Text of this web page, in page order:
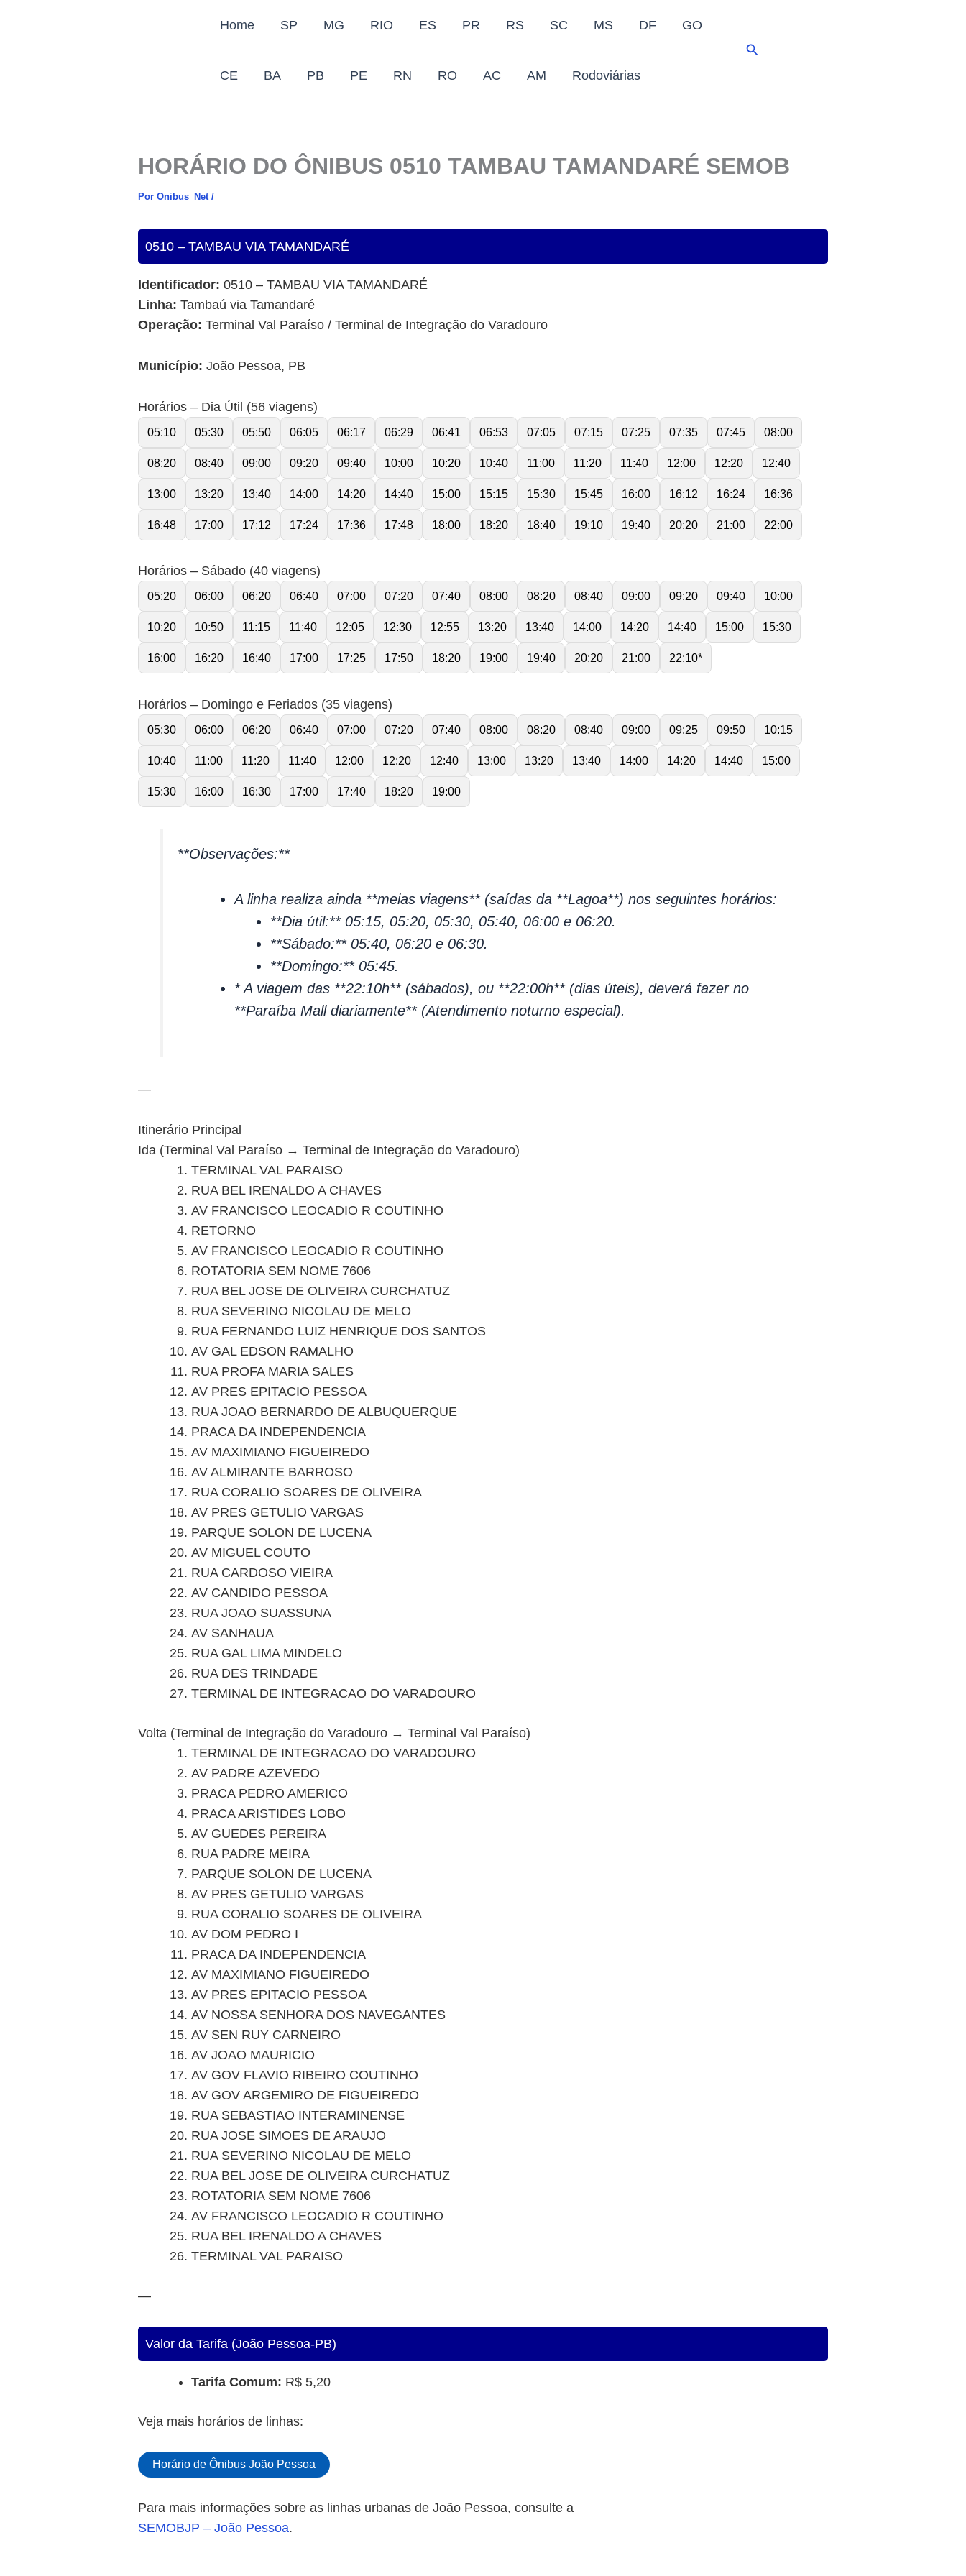
Home SP MG RIO ES PR RS SC MS DF GO
CE BA PB PE RN RO AC AM Rodoviárias
Pesquisar
HORÁRIO DO ÔNIBUS 0510 TAMBAU TAMANDARÉ SEMOB
Por Onibus_Net /
0510 – TAMBAU VIA TAMANDARÉ
Identificador: 0510 – TAMBAU VIA TAMANDARÉ
Linha: Tambaú via Tamandaré
Operação: Terminal Val Paraíso / Terminal de Integração do Varadouro
Município: João Pessoa, PB
Horários – Dia Útil (56 viagens)
05:10 05:30 05:50 06:05 06:17 06:29 06:41 06:53 07:05 07:15 07:25 07:35 07:45 08:00
08:20 08:40 09:00 09:20 09:40 10:00 10:20 10:40 11:00 11:20 11:40 12:00 12:20 12:40
13:00 13:20 13:40 14:00 14:20 14:40 15:00 15:15 15:30 15:45 16:00 16:12 16:24 16:36
16:48 17:00 17:12 17:24 17:36 17:48 18:00 18:20 18:40 19:10 19:40 20:20 21:00 22:00
Horários – Sábado (40 viagens)
05:20 06:00 06:20 06:40 07:00 07:20 07:40 08:00 08:20 08:40 09:00 09:20 09:40 10:00
10:20 10:50 11:15 11:40 12:05 12:30 12:55 13:20 13:40 14:00 14:20 14:40 15:00 15:30
16:00 16:20 16:40 17:00 17:25 17:50 18:20 19:00 19:40 20:20 21:00 22:10*
Horários – Domingo e Feriados (35 viagens)
05:30 06:00 06:20 06:40 07:00 07:20 07:40 08:00 08:20 08:40 09:00 09:25 09:50 10:15
10:40 11:00 11:20 11:40 12:00 12:20 12:40 13:00 13:20 13:40 14:00 14:20 14:40 15:00
15:30 16:00 16:30 17:00 17:40 18:20 19:00
**Observações:**
A linha realiza ainda **meias viagens** (saídas da **Lagoa**) nos seguintes horários:
**Dia útil:** 05:15, 05:20, 05:30, 05:40, 06:00 e 06:20.
**Sábado:** 05:40, 06:20 e 06:30.
**Domingo:** 05:45.
*A viagem das **22:10h** (sábados), ou **22:00h** (dias úteis), deverá fazer no
**Paraíba Mall diariamente** (Atendimento noturno especial).
—
Itinerário Principal
Ida (Terminal Val Paraíso → Terminal de Integração do Varadouro)
TERMINAL VAL PARAISO
RUA BEL IRENALDO A CHAVES
AV FRANCISCO LEOCADIO R COUTINHO
RETORNO
AV FRANCISCO LEOCADIO R COUTINHO
ROTATORIA SEM NOME 7606
RUA BEL JOSE DE OLIVEIRA CURCHATUZ
RUA SEVERINO NICOLAU DE MELO
RUA FERNANDO LUIZ HENRIQUE DOS SANTOS
AV GAL EDSON RAMALHO
RUA PROFA MARIA SALES
AV PRES EPITACIO PESSOA
RUA JOAO BERNARDO DE ALBUQUERQUE
PRACA DA INDEPENDENCIA
AV MAXIMIANO FIGUEIREDO
AV ALMIRANTE BARROSO
RUA CORALIO SOARES DE OLIVEIRA
AV PRES GETULIO VARGAS
PARQUE SOLON DE LUCENA
AV MIGUEL COUTO
RUA CARDOSO VIEIRA
AV CANDIDO PESSOA
RUA JOAO SUASSUNA
AV SANHAUA
RUA GAL LIMA MINDELO
RUA DES TRINDADE
TERMINAL DE INTEGRACAO DO VARADOURO
Volta (Terminal de Integração do Varadouro → Terminal Val Paraíso)
TERMINAL DE INTEGRACAO DO VARADOURO
AV PADRE AZEVEDO
PRACA PEDRO AMERICO
PRACA ARISTIDES LOBO
AV GUEDES PEREIRA
RUA PADRE MEIRA
PARQUE SOLON DE LUCENA
AV PRES GETULIO VARGAS
RUA CORALIO SOARES DE OLIVEIRA
AV DOM PEDRO I
PRACA DA INDEPENDENCIA
AV MAXIMIANO FIGUEIREDO
AV PRES EPITACIO PESSOA
AV NOSSA SENHORA DOS NAVEGANTES
AV SEN RUY CARNEIRO
AV JOAO MAURICIO
AV GOV FLAVIO RIBEIRO COUTINHO
AV GOV ARGEMIRO DE FIGUEIREDO
RUA SEBASTIAO INTERAMINENSE
RUA JOSE SIMOES DE ARAUJO
RUA SEVERINO NICOLAU DE MELO
RUA BEL JOSE DE OLIVEIRA CURCHATUZ
ROTATORIA SEM NOME 7606
AV FRANCISCO LEOCADIO R COUTINHO
RUA BEL IRENALDO A CHAVES
TERMINAL VAL PARAISO
—
Valor da Tarifa (João Pessoa-PB)
Tarifa Comum: R$ 5,20
Veja mais horários de linhas:
Horário de Ônibus João Pessoa
Para mais informações sobre as linhas urbanas de João Pessoa, consulte a
SEMOBJP – João Pessoa.